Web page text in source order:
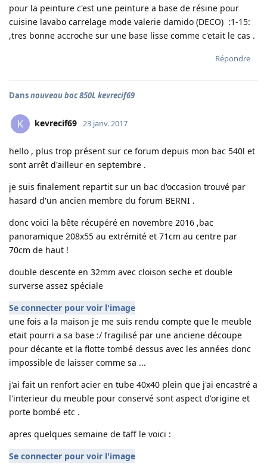
pour la peinture c'est une peinture a base de résine pour
cuisine lavabo carrelage mode valerie damido (DECO) :1-15:
,tres bonne accroche sur une base lisse comme c'etait le cas .
Répondre
Dansnouveau bac 850L kevrecif69
K kevrecif69 23 janv. 2017
hello , plus trop présent sur ce forum depuis mon bac 540l et
sont arrêt d'ailleur en septembre .
je suis finalement repartit sur un bac d'occasion trouvé par
hasard d'un ancien membre du forum BERNI .
donc voici la bête récupéré en novembre 2016 ,bac
panoramique 208x55 au extrémité et 71cm au centre par
70cm de haut !
double descente en 32mm avec cloison seche et double
surverse assez spéciale
Se connecter pour voir l'image
une fois a la maison je me suis rendu compte que le meuble
etait pourri a sa base :/ fragilisé par une anciene découpe
pour décante et la flotte tombé dessus avec les années donc
impossible de laisser comme sa ...
j'ai fait un renfort acier en tube 40x40 plein que j'ai encastré a
l'interieur du meuble pour conservé sont aspect d'origine et
porte bombé etc .
apres quelques semaine de taff le voici :
Se connecter pour voir l'image